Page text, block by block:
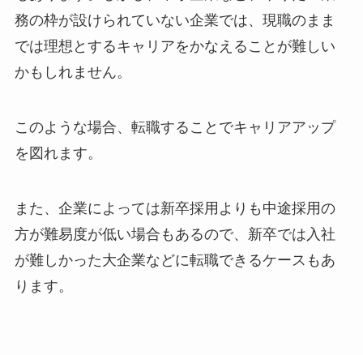
務の枠が設けられていない企業では、現職のまま
では理想とするキャリアをかなえることが難しい
かもしれません。
このような場合、転職することでキャリアアップ
を図れます。
また、企業によっては新卒採用よりも中途採用の
方が難易度が低い場合もあるので、新卒では入社
が難しかった大企業などに転職できるケースもあ
ります。